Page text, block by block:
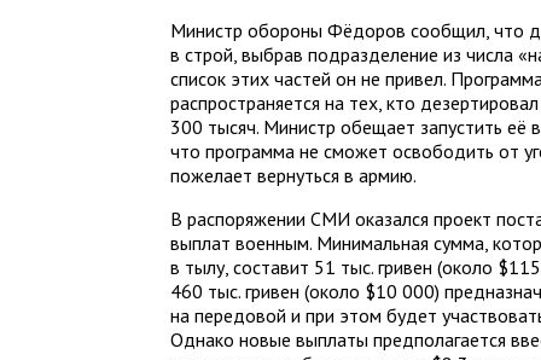
Министр обороны Фёдоров сообщил, что
в строй, выбрав подразделение из числа
список этих частей он не привел.
распространяется на тех, кто
300 тысяч. Министр обещает запустить
что программа не сможет освободить от
пожелает вернуться в армию.
В распоряжении СМИ оказался проект
выплат военным. Минимальная сумма,
в тылу, составит 51 тыс. гривен (около
460 тыс. гривен (около $10 000)
на передовой и при этом будет
Однако новые выплаты предполагается